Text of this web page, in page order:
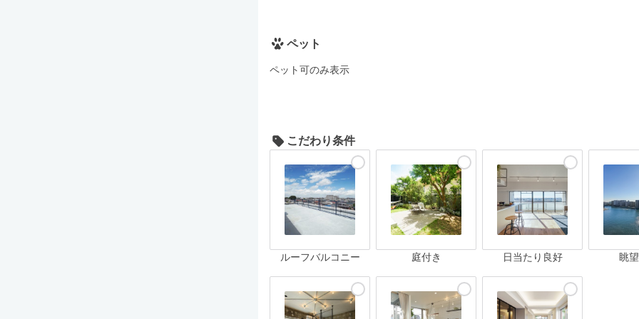
ペット
ペット可のみ表示
こだわり条件
ルーフバルコニー 庭付き 日当たり良好 眺